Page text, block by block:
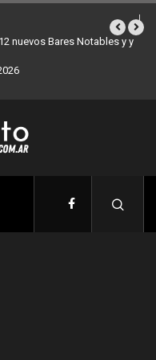
y ya son 90 en toda la